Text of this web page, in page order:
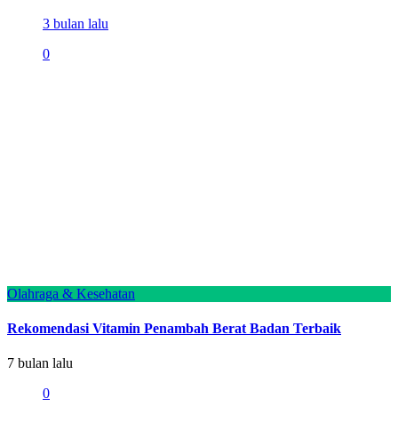
3 bulan lalu
0
Olahraga & Kesehatan
Rekomendasi Vitamin Penambah Berat Badan Terbaik
7 bulan lalu
0